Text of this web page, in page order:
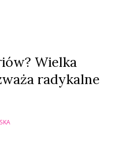
Wielka
radykalne